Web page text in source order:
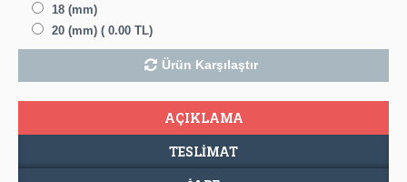
18 (mm)
20 (mm) ( 0.00 TL)
Ürün Karşılaştır
AÇIKLAMA
TESLIMAT